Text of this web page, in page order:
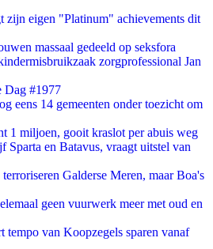
eigen "Platinum" achievements dit
massaal gedeeld op seksfora
zorgprofessional Jan
Dag #1977
eens 14 gemeenten onder toezicht om
1 miljoen, gooit kraslot per abuis weg
Sparta en Batavus, vraagt uitstel van
Galderse Meren, maar Boa's
geen vuurwerk meer met oud en
tempo van Koopzegels sparen vanaf